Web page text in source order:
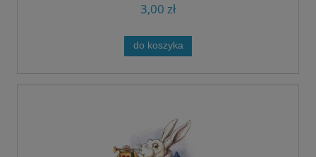
3,00 zł
do koszyka